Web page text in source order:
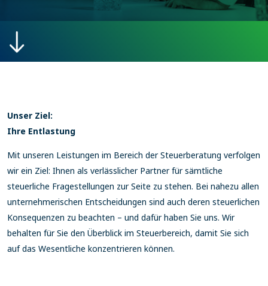
Unser Ziel:
Ihre Entlastung
Mit unseren Leistungen im Bereich der Steuerberatung verfolgen
wir ein Ziel: Ihnen als verlässlicher Partner für sämtliche
steuerliche Fragestellungen zur Seite zu stehen. Bei nahezu allen
unternehmerischen Entscheidungen sind auch deren steuerlichen
Konsequenzen zu beachten – und dafür haben Sie uns. Wir
behalten für Sie den Überblick im Steuerbereich, damit Sie sich
auf das Wesentliche konzentrieren können.